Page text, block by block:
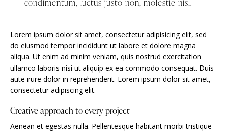
condimentum, luctus justo non, molestie nisl.
Lorem ipsum dolor sit amet, consectetur adipisicing elit, sed
do eiusmod tempor incididunt ut labore et dolore magna
aliqua. Ut enim ad minim veniam, quis nostrud exercitation
ullamco laboris nisi ut aliquip ex ea commodo consequat. Duis
aute irure dolor in reprehenderit. Lorem ipsum dolor sit amet,
consectetur adipiscing elit.
Creative approach to every project
Aenean et egestas nulla. Pellentesque habitant morbi tristique